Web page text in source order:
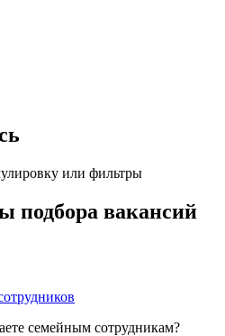
или фильтры
подбора вакансий
семейным сотрудникам?